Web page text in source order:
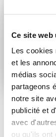
Ce site web
Les cookies
et les
médias
partageons
notre site
publicité et
avec
ou qu'ils ont